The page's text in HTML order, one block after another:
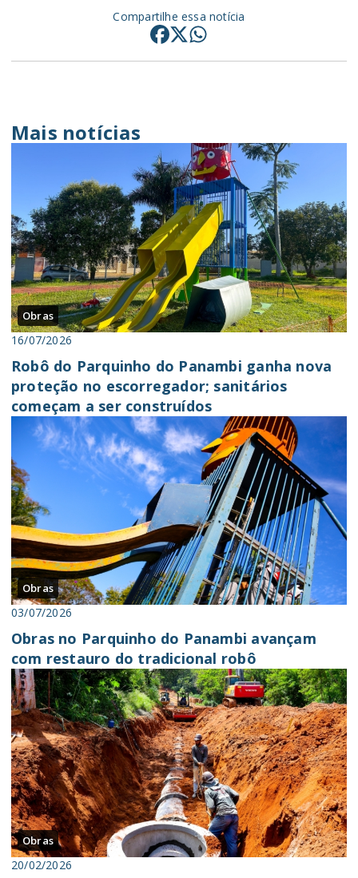
Compartilhe essa notícia
Mais notícias
Obras
16/07/2026
Robô do Parquinho do Panambi ganha nova
proteção no escorregador; sanitários
começam a ser construídos
Obras
03/07/2026
Obras no Parquinho do Panambi avançam
com restauro do tradicional robô
Obras
20/02/2026